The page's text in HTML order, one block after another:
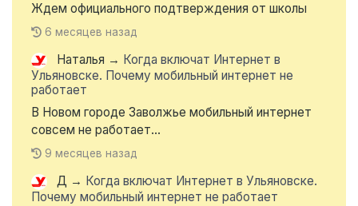
Ждем официального подтверждения от школы
6 месяцев назад
Наталья → Когда включат Интернет в
Ульяновске. Почему мобильный интернет не
работает
В Новом городе Заволжье мобильный интернет
совсем не работает...
9 месяцев назад
Д → Когда включат Интернет в Ульяновске.
Почему мобильный интернет не работает